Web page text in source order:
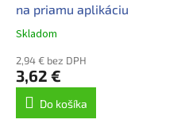
na priamu aplikáciu
Skladom
2,94 € bez DPH
3,62 €
Do košíka